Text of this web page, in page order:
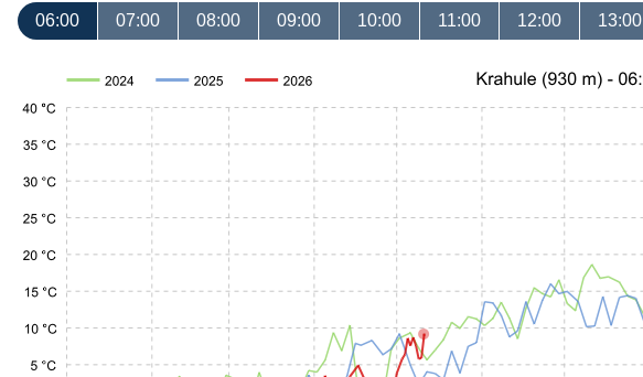
06:00 07:00 08:00 09:00 10:00 11:00 12:00 13:00